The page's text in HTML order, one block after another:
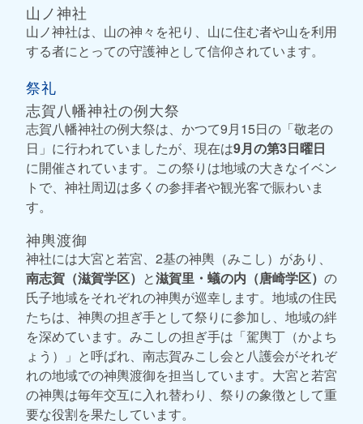
山ノ神社
山ノ神社は、山の神々を祀り、山に住む者や山を利用
する者にとっての守護神として信仰されています。
祭礼
志賀八幡神社の例大祭
志賀八幡神社の例大祭は、かつて9月15日の「敬老の
日」に行われていましたが、現在は9月の第3日曜日
に開催されています。この祭りは地域の大きなイベン
トで、神社周辺は多くの参拝者や観光客で賑わいま
す。
神輿渡御
神社には大宮と若宮、2基の神輿（みこし）があり、
南志賀（滋賀学区） と滋賀里・蟻の内（唐崎学区） の
氏子地域をそれぞれの神輿が巡幸します。地域の住民
たちは、神輿の担ぎ手として祭りに参加し、地域の絆
を深めています。みこしの担ぎ手は「駕輿丁（かよち
ょう）」と呼ばれ、南志賀みこし会と八護会がそれぞ
れの地域での神輿渡御を担当しています。大宮と若宮
の神輿は毎年交互に入れ替わり、祭りの象徴として重
要な役割を果たしています。